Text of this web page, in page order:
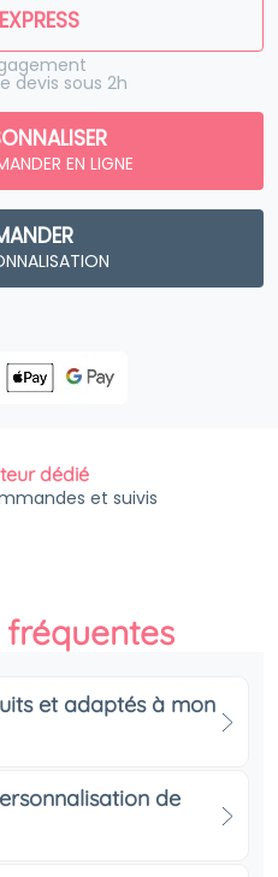
devis sous 2h
EN LIGNE
dédié
et suivis
et adaptés à mon
de